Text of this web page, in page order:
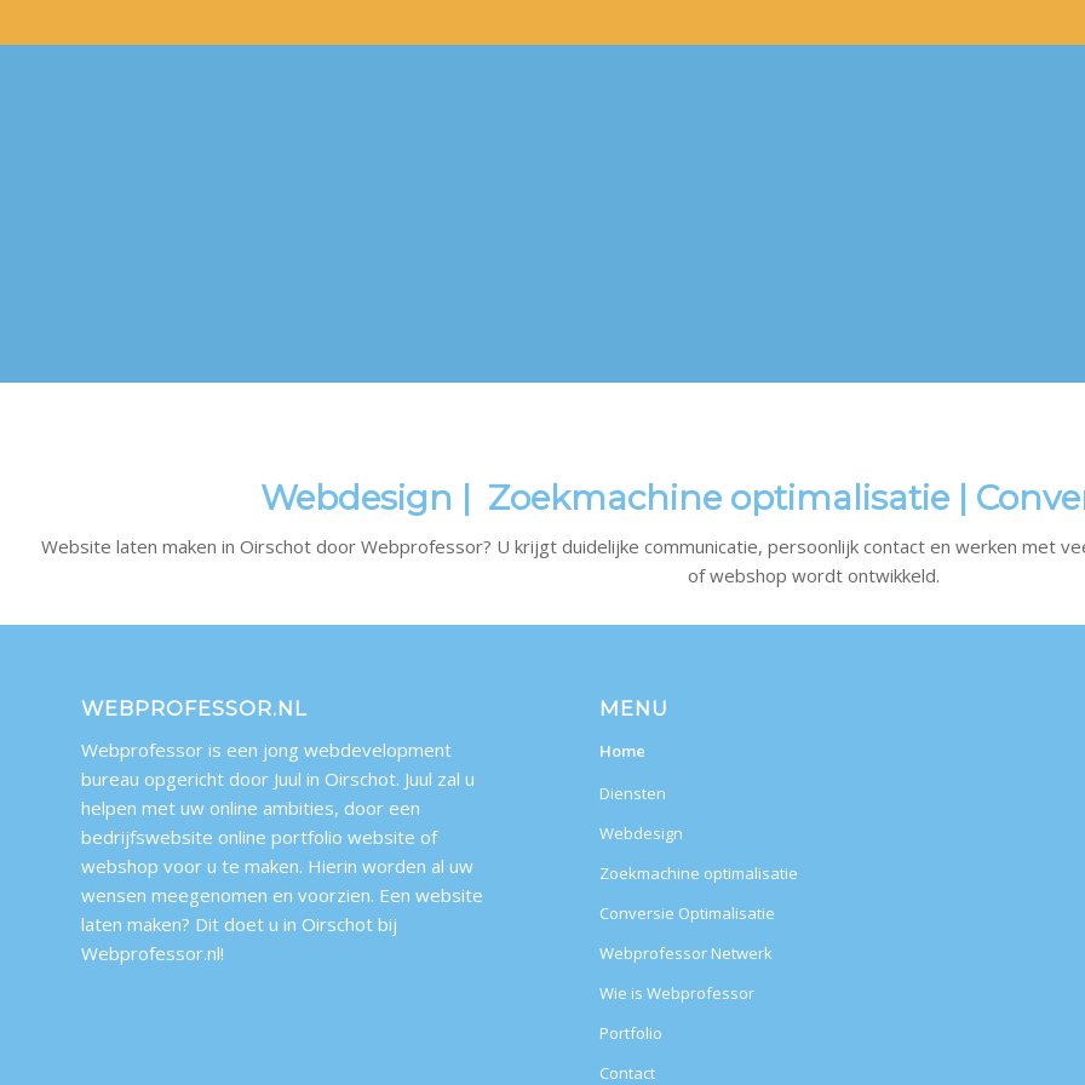
Webdesign | Zoekmachine optimalisatie |
Website laten maken in Oirschot door Webprofessor? U krijgt duidelijke communicatie, persoonlijk contact en werken met
of webshop wordt ontwikkeld.
WEBPROFESSOR.NL
Webprofessor is een jong webdevelopment
bureau opgericht door Juul in Oirschot. Juul zal u
helpen met uw online ambities, door een
bedrijfswebsite online portfolio website of
webshop voor u te maken. Hierin worden al uw
wensen meegenomen en voorzien. Een website
laten maken? Dit doet u in Oirschot bij
Webprofessor.nl!
MENU
Home
Diensten
Webdesign
Zoekmachine optimalisatie
Conversie Optimalisatie
Webprofessor Netwerk
Wie is Webprofessor
Portfolio
Contact